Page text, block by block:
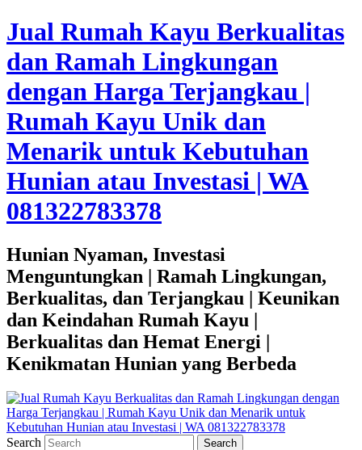
Jual Rumah Kayu Berkualitas
dan Ramah Lingkungan
dengan Harga Terjangkau |
Rumah Kayu Unik dan
Menarik untuk Kebutuhan
Hunian atau Investasi | WA
081322783378
Hunian Nyaman, Investasi
Menguntungkan | Ramah Lingkungan,
Berkualitas, dan Terjangkau | Keunikan
dan Keindahan Rumah Kayu |
Berkualitas dan Hemat Energi |
Kenikmatan Hunian yang Berbeda
Search